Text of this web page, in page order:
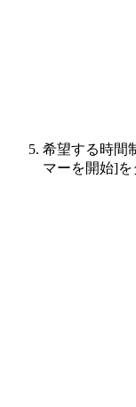
希望する時間
マーを開始]を